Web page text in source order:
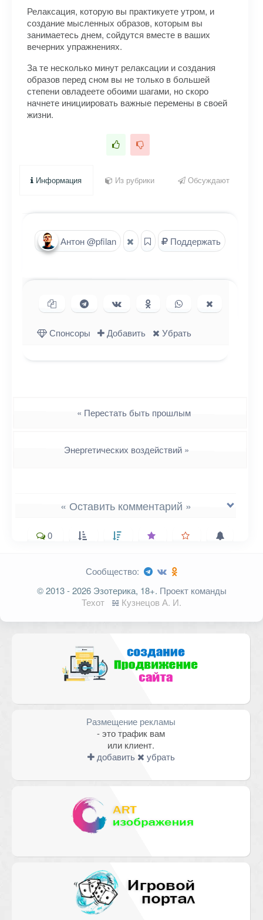
Релаксация, которую вы практикуете утром, и
создание мысленных образов, которым вы
занимаетесь днем, сойдутся вместе в ваших
вечерних упражнениях.
За те несколько минут релаксации и создания
образов перед сном вы не только в большей
степени овладеете обоими шагами, но скоро
начнете инициировать важные перемены в своей
жизни.
Информация Из рубрики Обсуждают
Антон @pfilan Поддержать
Копировать ссылку
Поделиться в Telegram
Поделиться ВКонтакте
Поделиться в
Одноклассниках
Поделиться в
WhatsApp
в X (Twitter)
Спонсоры
Добавить Убрать
« Перестать быть прошлым
Энергетических воздействий »
« Оставить комментарий »
Ваш адрес email не будет
опубликован.
Обязательные поля
Email *
0
Сообщество:
© 2013 - 2026 Эзотерика, 18+. Проект команды
Техот
𝌴 Кузнецов А. И.
Размещение рекламы
- это трафик вам
или клиент.
добавить
убрать